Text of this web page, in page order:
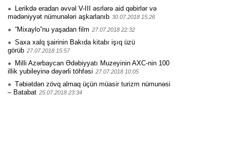
Lerikdə eradan əvvəl V-III əsrlərə aid qəbirlər və
mədəniyyət nümunələri aşkarlanıb 30.07.2018 15:26
“Mixaylo”nu yaşadan film 27.07.2018 22:32
Saxa xalq şairinin Bakıda kitabı işıq üzü
görüb 27.07.2018 15:57
Milli Azərbaycan Ədəbiyyatı Muzeyinin AXC-nin 100
illik yubileyinə dəyərli töhfəsi 27.07.2018 10:05
Təbiətdən zövq almaq üçün müasir turizm nümunəsi
– Batabat 25.07.2018 23:34